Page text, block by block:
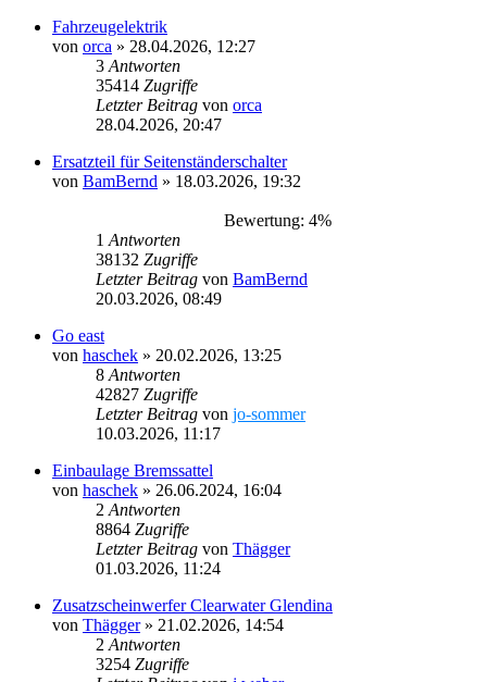
Fahrzeugelektrik
von orca » 28.04.2026, 12:27
3 Antworten
35414 Zugriffe
Letzter Beitrag von orca
28.04.2026, 20:47
Ersatzteil für Seitenständerschalter
von BamBernd » 18.03.2026, 19:32
Bewertung: 4%
1 Antworten
38132 Zugriffe
Letzter Beitrag von BamBernd
20.03.2026, 08:49
Go east
von haschek » 20.02.2026, 13:25
8 Antworten
42827 Zugriffe
Letzter Beitrag von jo-sommer
10.03.2026, 11:17
Einbaulage Bremssattel
von haschek » 26.06.2024, 16:04
2 Antworten
8864 Zugriffe
Letzter Beitrag von Thägger
01.03.2026, 11:24
Zusatzscheinwerfer Clearwater Glendina
von Thägger» 21.02.2026, 14:54
2 Antworten
3254 Zugriffe